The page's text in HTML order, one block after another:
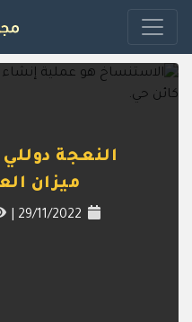
النعجة
ميزان
29/11/2022